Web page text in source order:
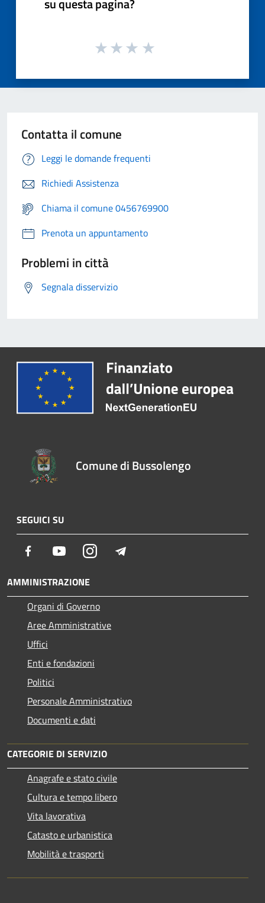
Contatta il comune
Leggi le domande frequenti
Richiedi Assistenza
Chiama il comune 0456769900
Prenota un appuntamento
Problemi in città
Segnala disservizio
Comune di Bussolengo
SEGUICI SU
Facebook YoutubeInstagram
AMMINISTRAZIONE
Organi di Governo
Aree Amministrative
Uffici
Enti e fondazioni
Politici
Personale Amministrativo
Documenti e dati
CATEGORIE DI SERVIZIO
Anagrafe e stato civile
Cultura e tempo libero
Vita lavorativa
Catasto e urbanistica
Mobilità e trasporti